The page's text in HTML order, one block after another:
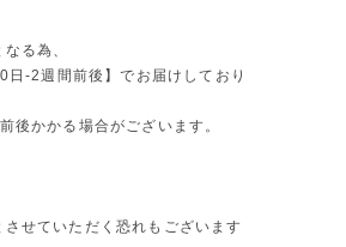
る為、
-2週間前後】でお届けしており
後かかる場合がございます。
せていただく恐れもございます